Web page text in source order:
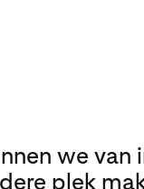
we van
plek